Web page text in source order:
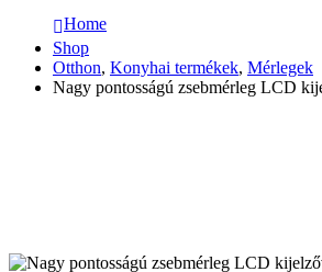
Home
Shop
Otthon, Konyhai termékek, Mérlegek
Nagy pontosságú zsebmérleg LCD